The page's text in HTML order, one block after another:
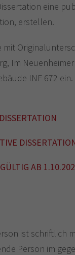
eine
erstellen.
mit
Im
INF 672
AB
ist schriftlich
Person im